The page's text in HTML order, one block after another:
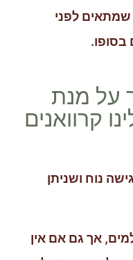
שמתאים לפני
בסופו.
על מנת
קרוואנים
נוח ושניתן
אך גם אם אין